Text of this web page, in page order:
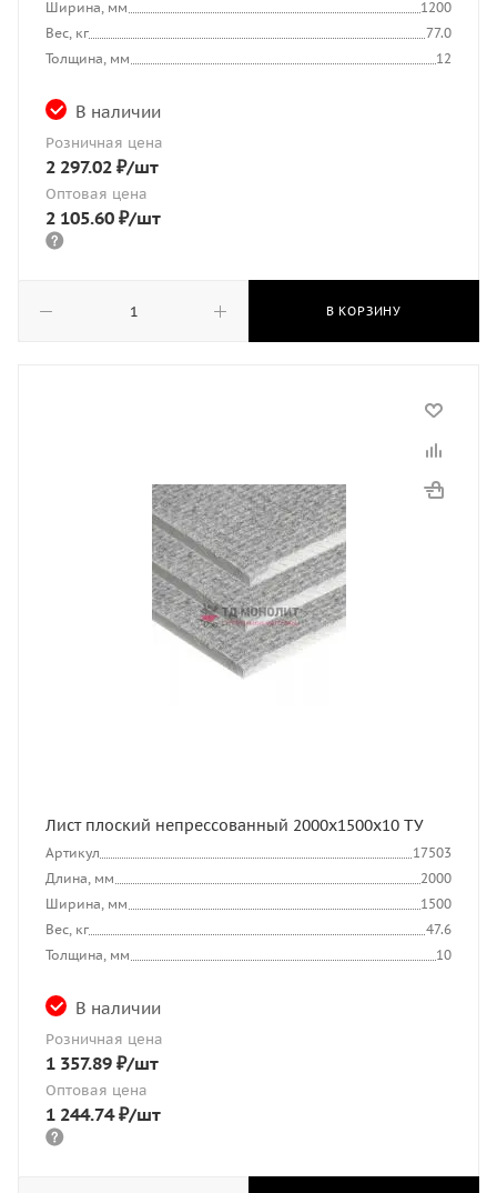
Ширина, мм
1200
Вес, кг
77.0
Толщина, мм
12
В наличии
Розничная цена
2 297.02 ₽/шт
Оптовая цена
2 105.60 ₽/шт
В КОРЗИНУ
Лист плоский непрессованный 2000x1500x10 ТУ
Артикул
17503
Длина, мм
2000
Ширина, мм
1500
Вес, кг
47.6
Толщина, мм
10
В наличии
Розничная цена
1 357.89 ₽/шт
Оптовая цена
1 244.74₽/шт